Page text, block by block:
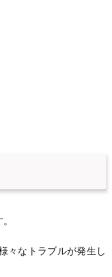
々なトラブルが発生し